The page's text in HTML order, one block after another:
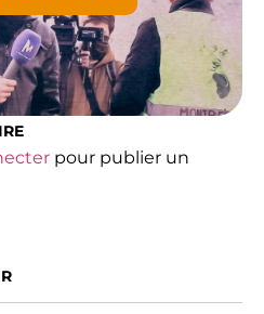
pour publier un